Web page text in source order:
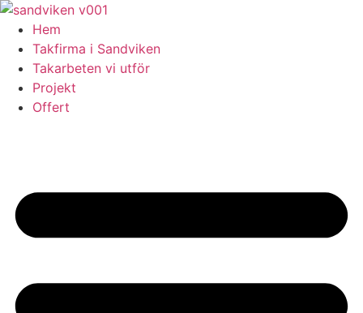
Skip
content
Hem
Takfirma i Sandviken
Takarbeten vi utför
Projekt
Offert